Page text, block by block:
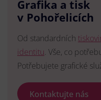
Grafika a tisk
v Pohořelicích
Od standardních
identitu. Vše, co
Potřebujete grafické
Kontaktujte nás